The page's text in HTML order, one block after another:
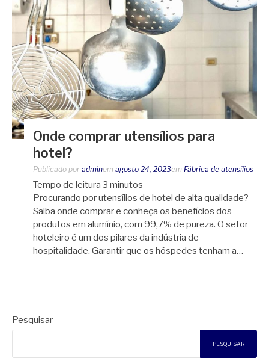
Onde comprar utensílios para
hotel?
Publicado por adminem agosto 24, 2023em Fábrica de utensílios
Tempo de leitura 3 minutos
Procurando por utensílios de hotel de alta qualidade?
Saiba onde comprar e conheça os benefícios dos
produtos em alumínio, com 99,7% de pureza. O setor
hoteleiro é um dos pilares da indústria de
hospitalidade. Garantir que os hóspedes tenham a…
Pesquisar
PESQUISAR